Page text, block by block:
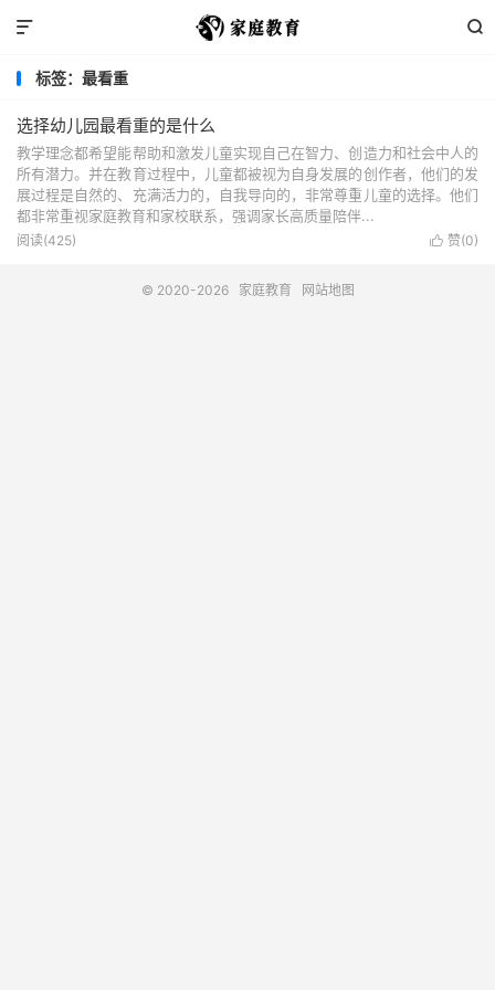


标签：最看重
选择幼儿园最看重的是什么
教学理念都希望能帮助和激发儿童实现自己在智力、创造力和社会中人的
所有潜力。并在教育过程中，儿童都被视为自身发展的创作者，他们的发
展过程是自然的、充满活力的，自我导向的，非常尊重儿童的选择。他们
都非常重视家庭教育和家校联系，强调家长高质量陪伴...
 赞(0)
阅读(425)
© 2020-2026 家庭教育 网站地图